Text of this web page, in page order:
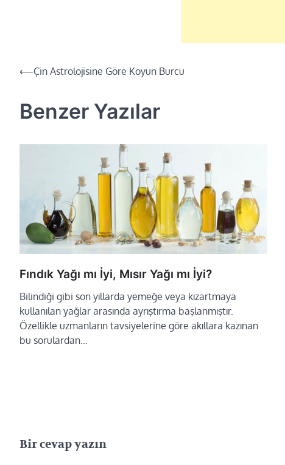
Yazı
⟵Çin Astrolojisine Göre Koyun Burcu
Benzer Yazılar
Fındık Yağı mı İyi, Mısır Yağı mı İyi?
Bilindiği gibi son yıllarda yemeğe veya kızartmaya
kullanılan yağlar arasında ayrıştırma başlanmıştır.
Özellikle uzmanların tavsiyelerine göre akıllara kazınan
bu sorulardan…
Bir cevap yazın